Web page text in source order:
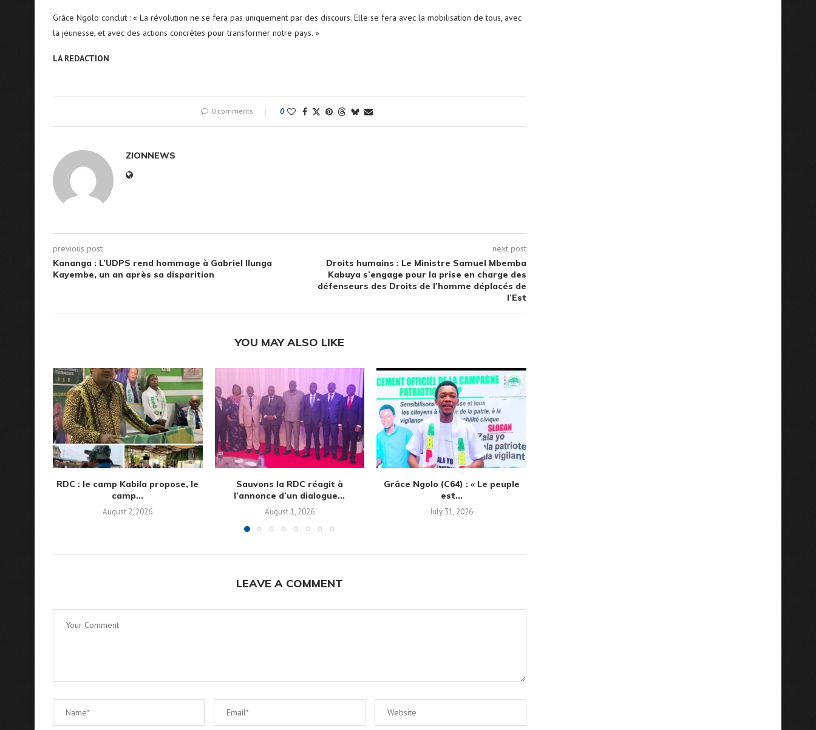
Grâce Ngolo conclut : « La révolution ne se fera pas uniquement par des discours. Elle se fera avec la mobilisation de tous, avec
la jeunesse, et avec des actions concrètes pour transformer notre pays. »
LA REDACTION
0 comments 0
ZIONNEWS
previous post
Kananga : L’UDPS rend hommage à Gabriel Ilunga
Kayembe, un an après sa disparition
next post
Droits humains : Le Ministre Samuel Mbemba
Kabuya s’engage pour la prise en charge des
défenseurs des Droits de l’homme déplacés de
l’Est
YOU MAY ALSO LIKE
RDC : le camp Kabila propose, le
camp...
August 2, 2026
Sauvons la RDC réagit à
l’annonce d’un dialogue...
August 1, 2026
Grâce Ngolo (C64) : « Le peuple
est...
July 31, 2026
LEAVE A COMMENT